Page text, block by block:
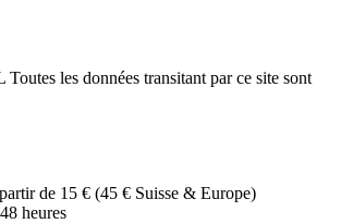
Toutes les données transitant par ce site sont
de 15 € (45 € Suisse & Europe)
heures